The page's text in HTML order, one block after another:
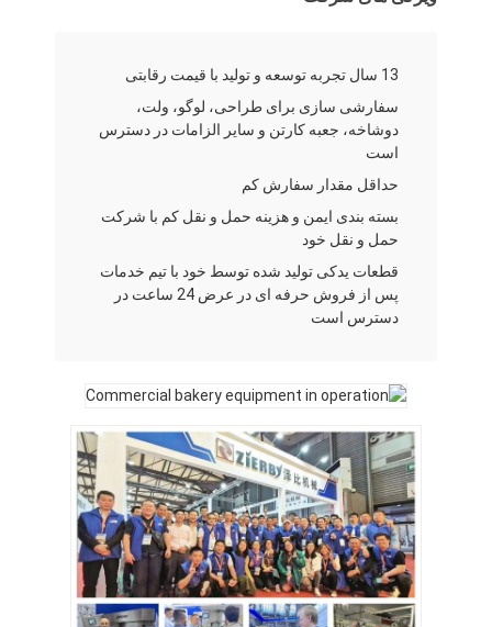
کنترل کیفیت
تماس با ما
پرونده ها
خط تولید نانوایی
هویج شکن تجاری
تقسیم‌کننده گردکننده
قالب‌زن غذا
ورق خمیر
دستگاه برش نان تجاری
13 سال تجربه توسعه و تولید با قیمت رقابتی
سفارشی سازی برای طراحی، لوگو، ولت،
دوشاخه، جعبه کارتن و سایر الزامات در دسترس
است
حداقل مقدار سفارش کم
بسته بندی ایمن و هزینه حمل و نقل کم با شرکت
حمل و نقل خود
قطعات یدکی تولید شده توسط خود با تیم خدمات
پس از فروش حرفه ای در عرض 24 ساعت در
دسترس است